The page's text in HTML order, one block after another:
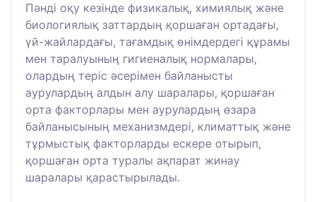
Пәнді оқу кезінде физикалық, химиялық және
биологиялық заттардың қоршаған ортадағы,
үй-жайлардағы, тағамдық өнімдердегі құрамы
мен таралуының гигиеналық нормалары,
олардың теріс әсерімен байланысты
аурулардың алдын алу шаралары, қоршаған
орта факторлары мен аурулардың өзара
байланысының механизмдері, климаттық және
тұрмыстық факторларды ескере отырып,
қоршаған орта туралы ақпарат жинау
шаралары қарастырылады.